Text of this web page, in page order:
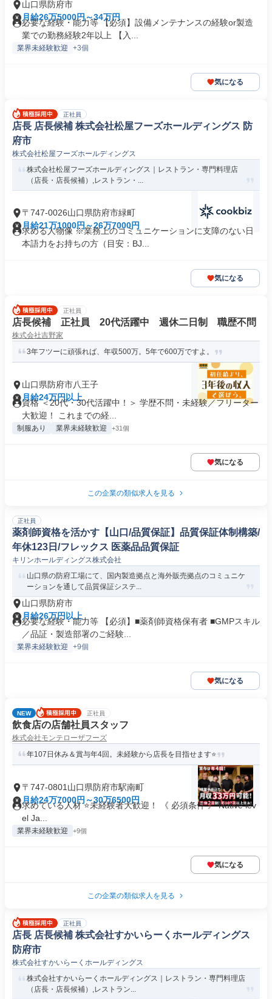
山口県防府市
月給26万5000円～34万円
必要な経験・能力等 【必須】設備メンテナンスの経験or製造
業での勤務経験2年以上 【入...
業界未経験歓迎 +3個
気になる
正社員
店長 店長候補 株式会社松屋フーズホールディングス 防
府市
株式会社松屋フーズホールディングス
株式会社松屋フーズホールディングス｜レストラン・専門料理店
（店長・店長候補）,レストラン・...
〒747-0026山口県防府市緑町
月給21万1000円～26万7000円
求める人物像 ※業務上のコミュニケーションに支障のない日
本語力をお持ちの方（目安：BJ...
気になる
正社員
店長候補 正社員 20代活躍中 週休二日制 職歴不問
株式会社吉野家
3年フツーに頑張れば、年収500万。5年で600万ですよ。
山口県防府市八王子
月給24万円以上
資格 ＜20代・30代活躍中！＞ 学歴不問・未経験／フリーター
大歓迎！ これまでの経...
制服あり 業界未経験歓迎 +31個
気になる
この企業の類似求人を見る
正社員
薬剤師資格を活かす【山口/品質保証】品質保証体制構築/
年休123日/フレックス 医薬品品質保証
キリンホールディングス株式会社
山口県の防府工場にて、国内製造拠点と海外販売拠点のコミュニケ
ーションを通して品質保証システ...
山口県防府市
月給26万円以上
必要な経験・能力等 【必須】■薬剤師資格保有者 ■GMPスキル
／品証・製造部署のご経験...
業界未経験歓迎 +9個
気になる
NEW 正社員
飲食店の店舗社員スタッフ
株式会社モンテローザフーズ
年107日休み＆賞与年4回。未経験から店長を目指せます⭐️
〒747-0801山口県防府市駅南町
月給24万7000円～30万6500円
求めている人材 ⭐未経験者大歓迎！ 《 必須条件 》 Native lev
el Ja...
業界未経験歓迎 +9個
気になる
この企業の類似求人を見る
正社員
店長 店長候補 株式会社すかいらーくホールディングス
防府市
株式会社すかいらーくホールディングス
株式会社すかいらーくホールディングス｜レストラン・専門料理店
（店長・店長候補）,レストラン...